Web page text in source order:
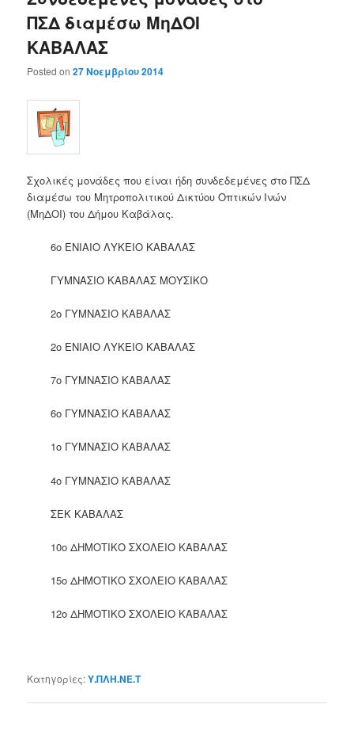
ΠΣΔ διαμέσω ΜηΔΟΙ
ΚΑΒΑΛΑΣ
Posted on27 Νοεμβρίου 2014
Σχολικές μονάδες που είναι ήδη συνδεδεμένες στο ΠΣΔ
διαμέσω του Μητροπολιτικού Δικτύου Οπτικών Ινών
(ΜηΔΟΙ) του Δήμου Καβάλας.
6ο ΕΝΙΑΙΟ ΛΥΚΕΙΟ ΚΑΒΑΛΑΣ
ΓΥΜΝΑΣΙΟ ΚΑΒΑΛΑΣ ΜΟΥΣΙΚΟ
2ο ΓΥΜΝΑΣΙΟ ΚΑΒΑΛΑΣ
2ο ΕΝΙΑΙΟ ΛΥΚΕΙΟ ΚΑΒΑΛΑΣ
7ο ΓΥΜΝΑΣΙΟ ΚΑΒΑΛΑΣ
6ο ΓΥΜΝΑΣΙΟ ΚΑΒΑΛΑΣ
1ο ΓΥΜΝΑΣΙΟ ΚΑΒΑΛΑΣ
4ο ΓΥΜΝΑΣΙΟ ΚΑΒΑΛΑΣ
ΣΕΚ ΚΑΒΑΛΑΣ
10ο ΔΗΜΟΤΙΚΟ ΣΧΟΛΕΙΟ ΚΑΒΑΛΑΣ
15ο ΔΗΜΟΤΙΚΟ ΣΧΟΛΕΙΟ ΚΑΒΑΛΑΣ
12ο ΔΗΜΟΤΙΚΟ ΣΧΟΛΕΙΟ ΚΑΒΑΛΑΣ
Κατηγορίες:Υ.ΠΛΗ.ΝΕ.Τ